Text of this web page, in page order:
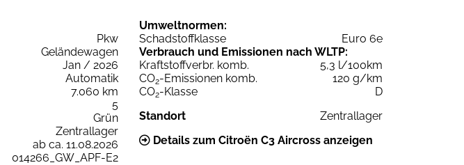
Pkw
Geländewagen
Jan / 2026
Automatik
7.060 km
5
Grün
Zentrallager
ab ca. 11.08.2026
014266_GW_APF-E2
Umweltnormen:
Schadstoffklasse
Euro 6e
Verbrauch und Emissionen nach WLTP:
Kraftstoffverbr. komb.
5,3 l/100km
CO2-Emissionen komb.
120 g/km
CO2-Klasse
D
Standort
Zentrallager
Details zum Citroën C3 Aircross anzeigen